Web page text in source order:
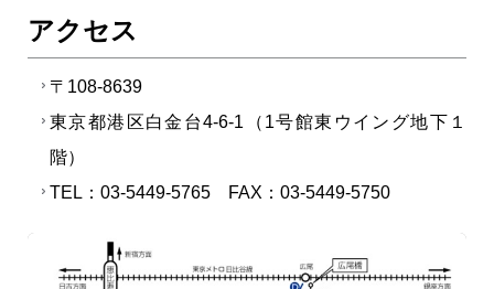
アクセス
〒108-8639
東京都港区白金台4-6-1（1号館東ウイング地下１
階）
TEL：03-5449-5765 FAX：03-5449-5750